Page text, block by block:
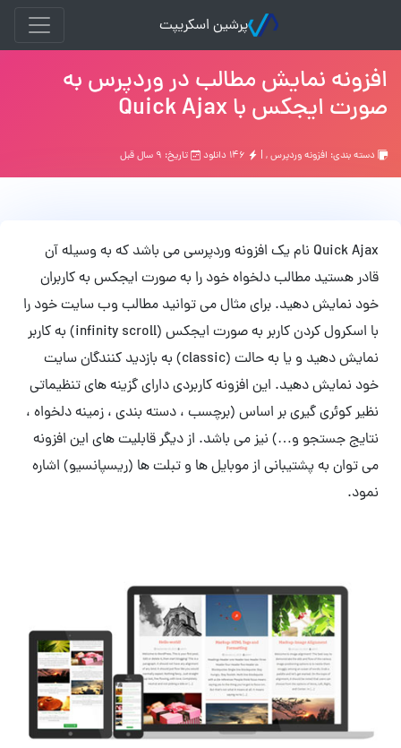
پرشین اسکریپت
افزونه نمایش مطالب در وردپرس به
صورت ایجکس با Quick Ajax
دسته بندی: افزونه وردپرس, | تاریخ: ۹ سال قبل
Quick Ajax نام یک افزونه وردپرسی می باشد که به وسیله آن
قادر هستید مطالب دلخواه خود را به صورت ایجکس به کاربران
خود نمایش دهید. برای مثال می توانید مطالب وب سایت خود را
با اسکرول کردن کاربر به صورت ایجکس (infinity scroll) به کاربر
نمایش دهید و یا به حالت (classic) به بازدید کنندگان سایت
خود نمایش دهید. این افزونه کاربردی دارای گزینه های تنظیماتی
نظیر کوئری گیری بر اساس (برچسب ، دسته بندی ، زمینه دلخواه ،
نتایج جستجو و…) نیز می باشد. از دیگر قابلیت های این افزونه
می توان به پشتیبانی از موبایل ها و تبلت ها (ریسپانسیو) اشاره
نمود.